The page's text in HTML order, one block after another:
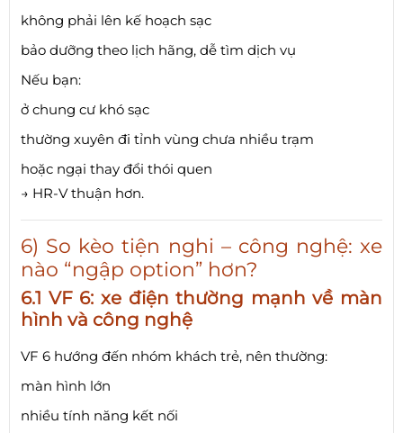
không phải lên kế hoạch sạc
bảo dưỡng theo lịch hãng, dễ tìm dịch vụ
Nếu bạn:
ở chung cư khó sạc
thường xuyên đi tỉnh vùng chưa nhiều trạm
hoặc ngại thay đổi thói quen
→ HR-V thuận hơn.
6) So kèo tiện nghi – công nghệ: xe
nào “ngập option” hơn?
6.1 VF 6: xe điện thường mạnh về màn
hình và công nghệ
VF 6 hướng đến nhóm khách trẻ, nên thường:
màn hình lớn
nhiều tính năng kết nối